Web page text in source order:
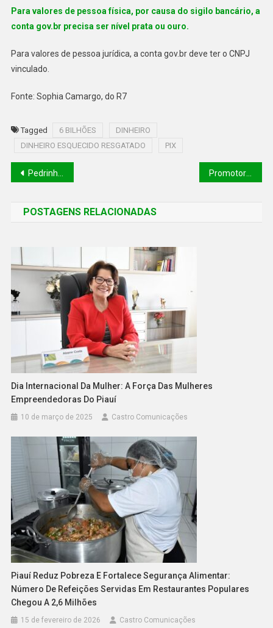
Para valores de pessoa física, por causa do sigilo bancário, a
conta gov.br precisa ser nível prata ou ouro.
Para valores de pessoa jurídica, a conta gov.br deve ter o CNPJ
vinculado.
Fonte: Sophia Camargo, do R7
Tagged 6 BILHÕES
DINHEIRO
DINHEIRO ESQUECIDO RESGATADO
PIX
Pedrinho Matador, considerado o maior serial killer do Brasil, morre assassinado em Mogi das Cruzes Promotor abre inquérito para investigar o deputado Georgiano Neto
POSTAGENS RELACIONADAS
Dia Internacional Da Mulher: A Força Das Mulheres
Empreendedoras Do Piauí
10 de março de 2025 Castro Comunicações
Piauí Reduz Pobreza E Fortalece Segurança Alimentar:
Número De Refeições Servidas Em Restaurantes Populares
Chegou A 2,6 Milhões
15 de fevereiro de 2026 Castro Comunicações